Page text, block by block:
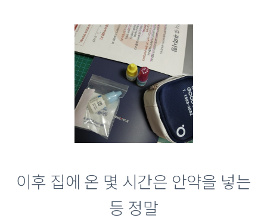
이후 집에 온 몇 시간은 안약을 넣는
등 정말